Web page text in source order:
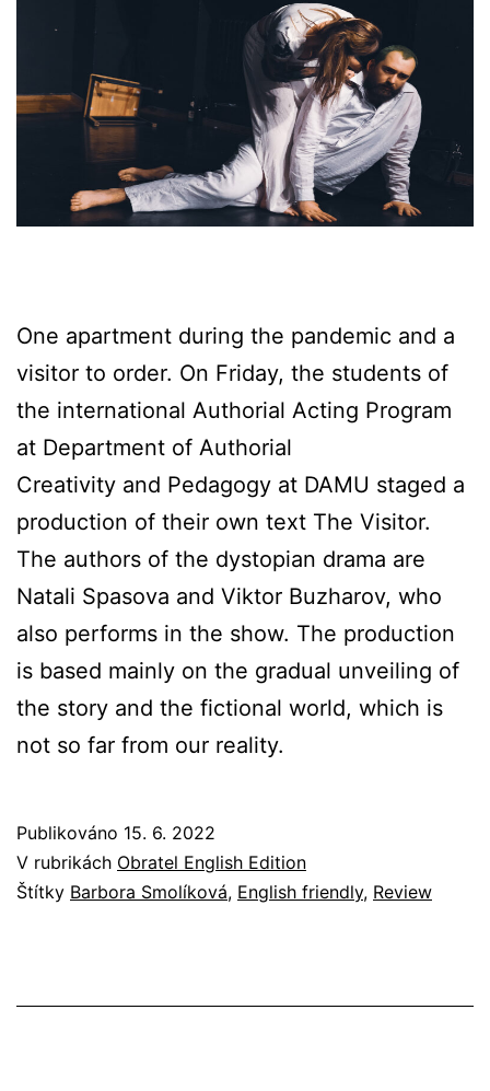
One apartment during the pandemic and a
visitor to order. On Friday, the students of
the international Authorial Acting Program
at Department of Authorial
Creativity and Pedagogy at DAMU staged a
production of their own text The Visitor.
The authors of the dystopian drama are
Natali Spasova and Viktor Buzharov, who
also performs in the show. The production
is based mainly on the gradual unveiling of
the story and the fictional world, which is
not so far from our reality.
Publikováno 15. 6. 2022
V rubrikách Obratel English Edition
Štítky Barbora Smolíková, English friendly, Review